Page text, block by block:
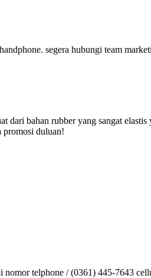
segera hubungi team
bahan rubber yang sangat
promosi duluan!
telphone / (0361) 445-7643